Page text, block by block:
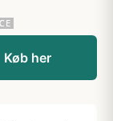
Køb her